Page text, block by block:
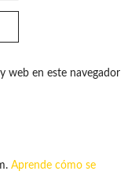
web en este navegador
Aprende cómo se